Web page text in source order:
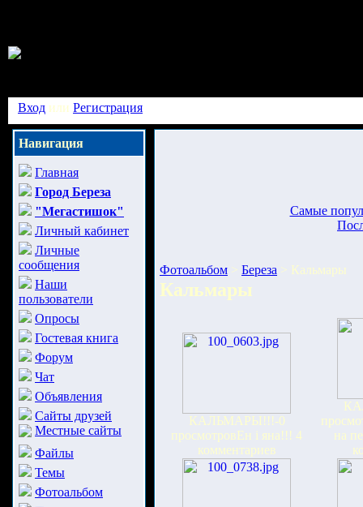
Вход или Регистрация
Навигация
Главная
Город Береза
"Мегастишок"
Личный кабинет
Личные
сообщения
Наши
пользователи
Опросы
Гостевая книга
Форум
Чат
Объявления
Сайты друзей
Местные сайты
Файлы
Темы
Фотоальбом
Самые
Фотоальбом > Береза > Кальмары
Кальмары
КАЛЬМАРЫ!!!-0
просмотровЕн i яна!!! 4
комментариев
на